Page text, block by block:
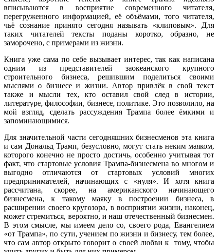
вписываются в восприятие современного читателя,
перегруженного информацией, её объёмами, того читателя,
чьё сознание принято сегодня называть «клиповым». Для
таких читателей тексты поданы коротко, образно, не
заморочено, с примерами из жизни.
Книга уже сама по себе вызывает интерес, так как написана
одним из представителей заокеанского крупного
строительного бизнеса, решившим поделиться своими
мыслями о бизнесе и жизни. Автор привлёк в свой текст
также и мысли тех, кто оставил свой след в истории,
литературе, философии, бизнесе, политике. Это позволило, на
мой взгляд, сделать рассуждения Трампа более ёмкими и
запоминающимися.
Для значительной части сегодняшних бизнесменов эта книга
и сам Дональд Трамп, безусловно, могут стать неким маяком,
которого конечно не просто достичь, особенно учитывая тот
факт, что стартовые условия Трампа-бизнесмена во многом и
выгодно отличаются от стартовых условий многих
предпринимателей, начинающих с «нуля». И хотя книга
рассчитана, скорее, на американского начинающего
бизнесмена, к такому маяку в построении бизнеса, в
расширении своего кругозора, в восприятии жизни, наконец,
может стремиться, вероятно, и наш отечественный бизнесмен.
В этом смысле, мы имеем дело со, своего рода, Евангелием
«от Трампа», по сути, учением по жизни и бизнесу, тем более,
что сам автор открыто говорит о своей любви к тому, чтобы